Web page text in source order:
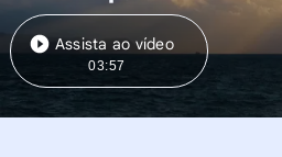
Assista ao vídeo
03:57